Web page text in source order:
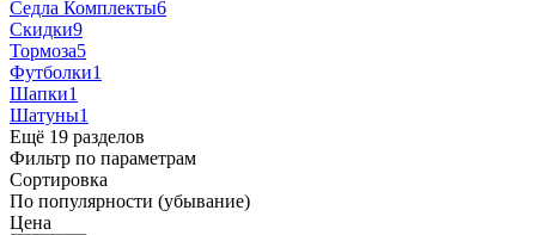
Седла Комплекты6
Скидки9
Тормоза5
Футболки1
Шапки1
Шатуны1
Ещё 19 разделов
Фильтр по параметрам
Сортировка
По популярности (убывание)
Цена